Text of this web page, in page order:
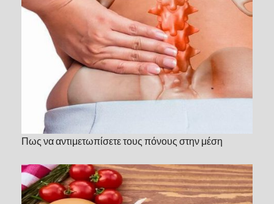
Πως να αντιμετωπίσετε τους πόνους στην μέση